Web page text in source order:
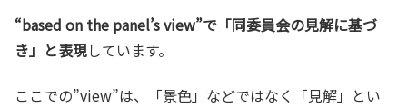
“based on the panel’s view”で「同委員会の見解に基づ
き」と表現しています。
ここでの”view”は、「景色」などではなく「見解」とい